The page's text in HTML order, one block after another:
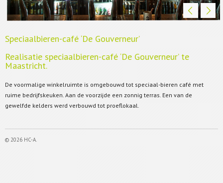
Speciaalbieren-café ‘De Gouverneur’
Realisatie speciaalbieren-café ‘De Gouverneur’ te
Maastricht.
De voormalige winkelruimte is omgebouwd tot speciaal-bieren café met
ruime bedrijfskeuken. Aan de voorzijde een zonnig terras. Een van de
gewelfde kelders werd verbouwd tot proeflokaal.
© 2026 HC-A.